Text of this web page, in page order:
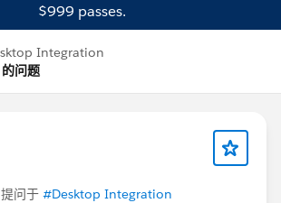
$999 passes.
Integration
问题
提问于 #Desktop Integration